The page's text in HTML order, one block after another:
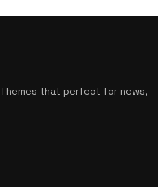
Themes that perfect for news,